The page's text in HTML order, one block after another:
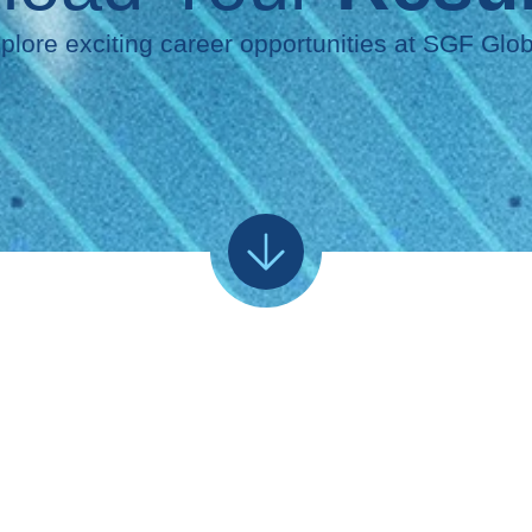
exciting career opportunities at SGF